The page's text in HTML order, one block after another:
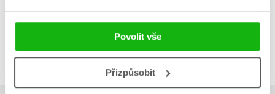
Povolit vše
Přizpůsobit